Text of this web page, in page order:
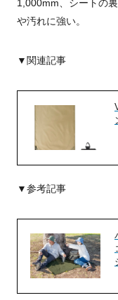
1,000mm、シートの
や汚れに強い。
▼関連記事
▼参考記事